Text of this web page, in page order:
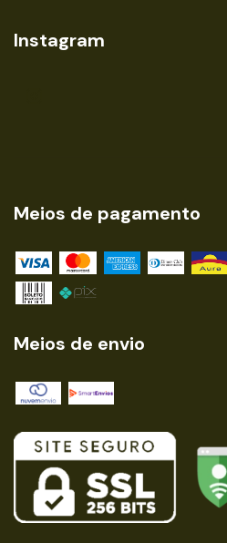
Instagram
Meios de pagamento
Meios de envio